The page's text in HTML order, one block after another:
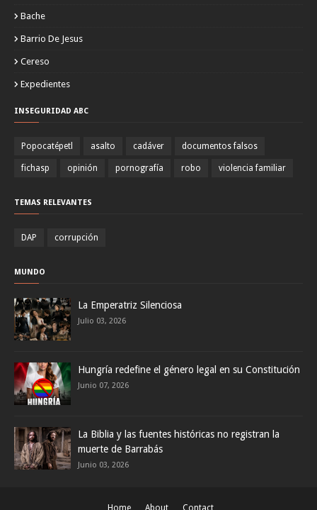
Bache
Barrio De Jesus
Cereso
Expedientes
INSEGURIDAD ABC
Popocatépetl asalto cadáver documentos falsos
fichasp opinión pornografía robo violencia familiar
TEMAS RELEVANTES
DAP corrupción
MUNDO
La Emperatriz Silenciosa
Julio 03, 2026
Hungría redefine el género legal en su Constitución
Junio 07, 2026
La Biblia y las fuentes históricas no registran la
muerte de Barrabás
Junio 03, 2026
Home About Contact